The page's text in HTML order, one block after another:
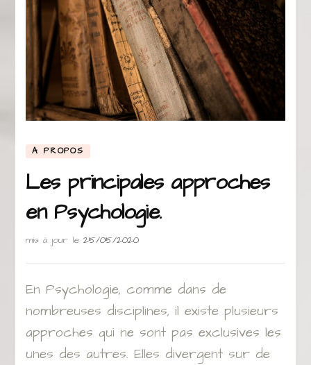
A PROPOS
Les principales approches
en Psychologie.
mis à jour le 25/05/2020
En Psychologie, comme dans de
nombreuses disciplines, il existe plusieurs
approches qui ne sont pas exclusives les
unes des autres. Elles divergent sur de